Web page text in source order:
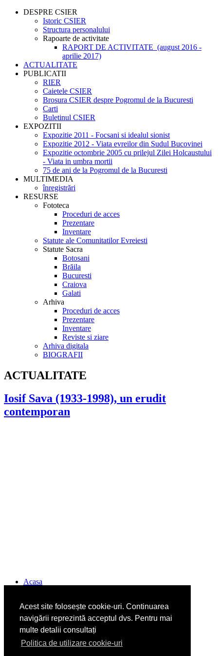
Acest site folosește cookie-uri. Continuarea
navigării reprezintă acceptul dvs. Pentru mai
multe detalii consultați
Politica de utilizare cookie-uri
DESPRE CSIER
Istoric CSIER
Structura personalului
Rapoarte de activitate
RAPORT DE ACTIVITATE (august 2016 -
aprilie 2017)
ACTUALITATE
PUBLICATII
RIER
Caietele CSIER
Brosura CSIER despre Pogromul de la Bucuresti
Carti
Buletinul CSIER
EXPOZITII
Expozitie 2011 - Focsani si idealul sionist
Expozitie 2012 - Viata evreilor din Sudul Bucovinei
Expozitie octombrie 2005 cu prilejul Zilei Holcaustului
- Viata in umbra mortii
75 de ani de la Pogromul de la Bucuresti
MULTIMEDIA
înregistrări
RESURSE
Fototeca
Proceduri de acces
Prezentare
Inventare
Statute ale Comunitatilor Evreiesti
Statute Sacra
Botosani
Brăila
Bucuresti
Craiova
Galati
Arhiva
Proceduri de acces
Prezentare
Inventare
Reviste si ziare
Arhiva digitala
BIOGRAFII
ACTUALITATE
Iosif Sava (1933-1998), un erudit
contemporan
Acasa
Arhiva
RIER
Program sală de lectură Biblioteca CSIER-WF
Politica cookie